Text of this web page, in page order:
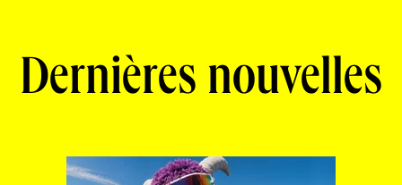
Dernières nouvelles